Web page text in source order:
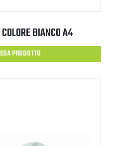
BIANCO A4
PRODOTTO